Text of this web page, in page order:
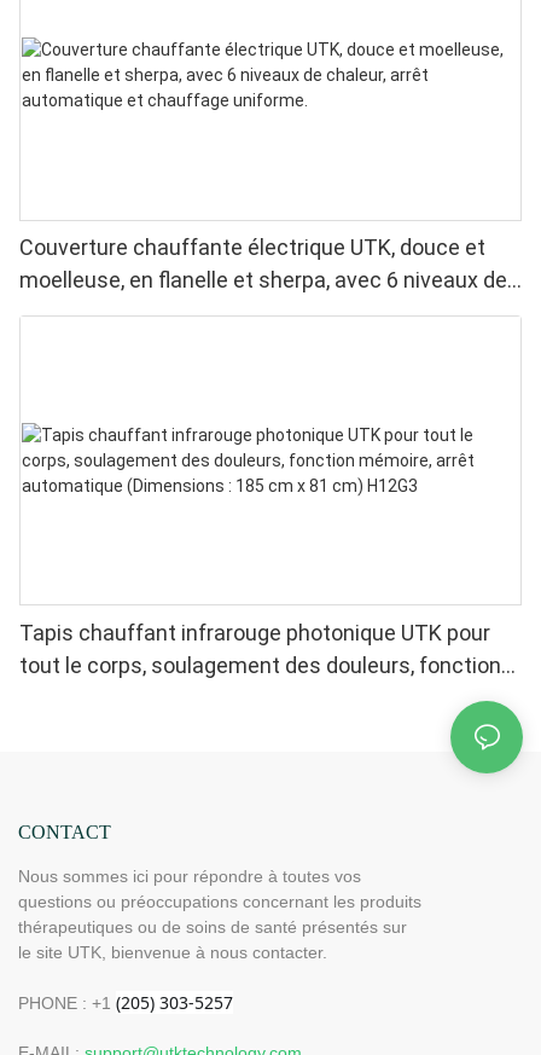
Couverture chauffante électrique UTK, douce et
moelleuse, en flanelle et sherpa, avec 6 niveaux de
chaleur, arrêt automatique et chauffage uniforme.
Tapis chauffant infrarouge photonique UTK pour
tout le corps, soulagement des douleurs, fonction
mémoire, arrêt automatique (Dimensions : 185 cm x
CONTACT
Nous sommes ici pour répondre à toutes vos
questions ou préoccupations concernant les produits
thérapeutiques ou de soins de santé présentés sur
le site UTK, bienvenue à nous contacter.
PHONE : +1